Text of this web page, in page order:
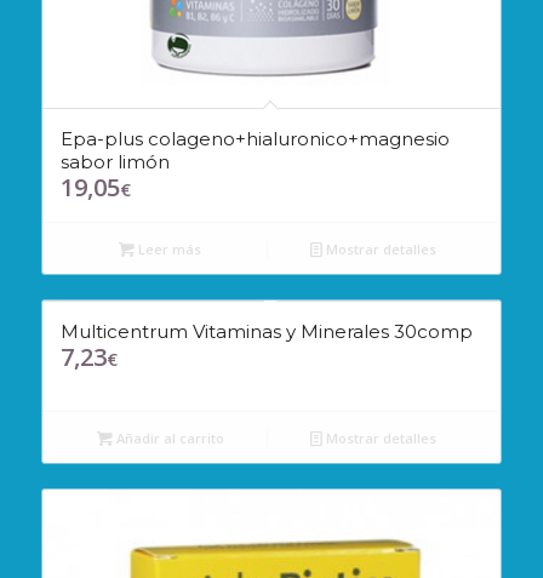
Epa-plus colageno+hialuronico+magnesio
sabor limón
19,05€
Leer más Mostrar detalles
Multicentrum Vitaminas y Minerales 30comp
7,23€
Añadir al carrito Mostrar detalles